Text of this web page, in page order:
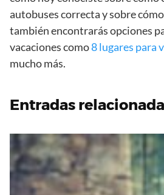
autobuses correcta y sobre
también encontrarás opciones
vacaciones como8 lugares para
mucho más.
Entradas